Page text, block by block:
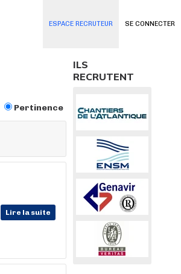
SE CONNECTER
ESPACE RECRUTEUR
Pertinence
Lire la suite
ILS
RECRUTENT